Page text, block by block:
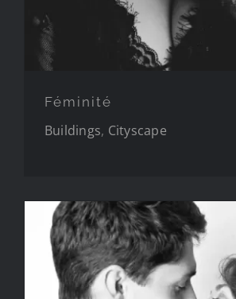
Féminité
Buildings, Cityscape